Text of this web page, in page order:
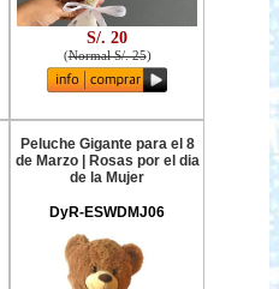
S/. 20
(Normal S/. 25)
Peluche Gigante para el 8
de Marzo | Rosas por el dia
de la Mujer
DyR-ESWDMJ06